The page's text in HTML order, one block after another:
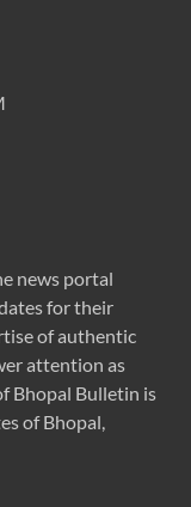
news portal
for their
of authentic
attention as
Bhopal Bulletin is
of Bhopal,